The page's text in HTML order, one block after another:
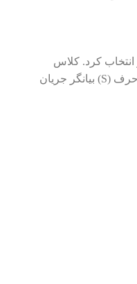
انتخاب کرد. کلاس
حفاظتی کلید هوایی اشنایدر بر اساس LSI و یا LSIG نیز دسته بندی می شوند. هر کدام از حروف کلاس های حفاظتی بیانگر یک ویژگی خاص می باشند.. حرف(L) بیانگر جریان کلید، حرف (S) بیانگر جریان